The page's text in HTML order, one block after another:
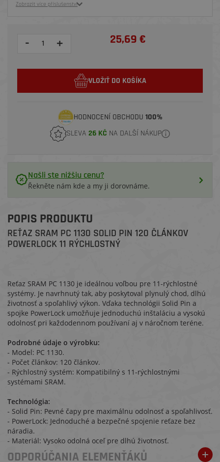
Zobrazit více příslušenství
- + 25,69 €
VLOŽIŤ DO KOŠÍKA
HODNOCENÍ OBCHODU 100%
SLEVA 26 KČ NA DALŠÍ NÁKUP
Našli ste nižšiu cenu?
Řekněte nám kde a my ji dorovnáme.
POPIS PRODUKTU
REŤAZ SRAM PC 1130 SOLID PIN 120 ČLÁNKOV
POWERLOCK 11 RÝCHLOSTNÝ
Reťaz SRAM PC 1130 je ideálnou voľbou pre 11-rýchlostné
systémy. Je navrhnutý tak, aby poskytoval plynulý chod, dlhú
životnosť a spoľahlivý výkon. Vďaka technológii Solid Pin a
spojke PowerLock umožňuje jednoduchú inštaláciu a vysokú
odolnosť pri každodennom používaní aj v náročnom teréne.
Podrobné údaje o výrobku:
- Model: PC 1130.
- Počet článkov: 120 článkov.
- Rýchlostný systém: Kompatibilný s 11-rýchlostnými
systémami SRAM.
Technológia:
- Solid Pin: Pevné čapy pre maximálnu odolnosť a spoľahlivosť.
- PowerLock: Jednoduché a bezpečné spojenie reťaze bez
náradia.
- Materiál: Vysoko odolná oceľ pre dlhú životnosť.
ODPORÚČANIA ELEMENŤÁKŮ